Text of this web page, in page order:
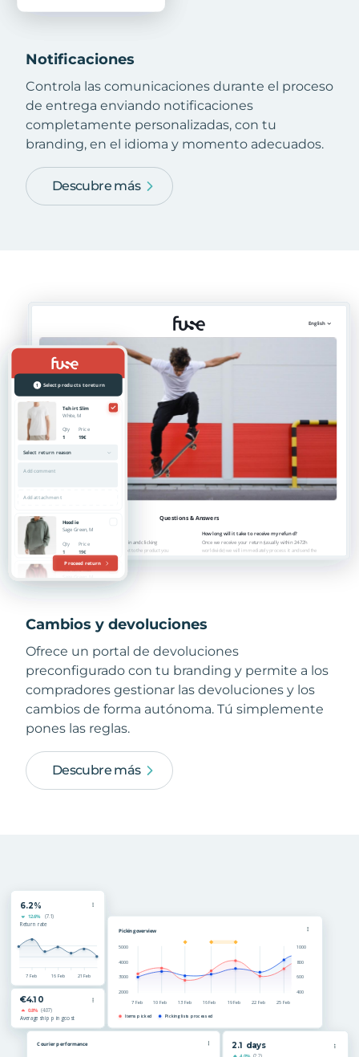
Notificaciones
Controla las comunicaciones durante el proceso
de entrega enviando notificaciones
completamente personalizadas, con tu
branding, en el idioma y momento adecuados.
Descubre más
Cambios y devoluciones
Ofrece un portal de devoluciones
preconfigurado con tu branding y permite a los
compradores gestionar las devoluciones y los
cambios de forma autónoma. Tú simplemente
pones las reglas.
Descubre más